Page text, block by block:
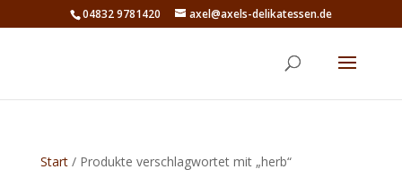
04832 9781420 axel@axels-delikatessen.de
Start/ Produkte verschlagwortet mit „herb“